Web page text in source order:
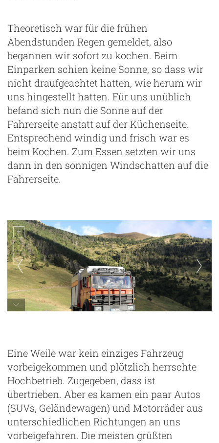
Theoretisch war für die frühen
Abendstunden Regen gemeldet, also
begannen wir sofort zu kochen. Beim
Einparken schien keine Sonne, so dass wir
nicht draufgeachtet hatten, wie herum wir
uns hingestellt hatten. Für uns unüblich
befand sich nun die Sonne auf der
Fahrerseite anstatt auf der Küchenseite.
Entsprechend windig und frisch war es
beim Kochen. Zum Essen setzten wir uns
dann in den sonnigen Windschatten auf die
Fahrerseite.
Eine Weile war kein einziges Fahrzeug
vorbeigekommen und plötzlich herrschte
Hochbetrieb. Zugegeben, dass ist
übertrieben. Aber es kamen ein paar Autos
(SUVs, Geländewagen) und Motorräder aus
unterschiedlichen Richtungen an uns
vorbeigefahren. Die meisten grüßten